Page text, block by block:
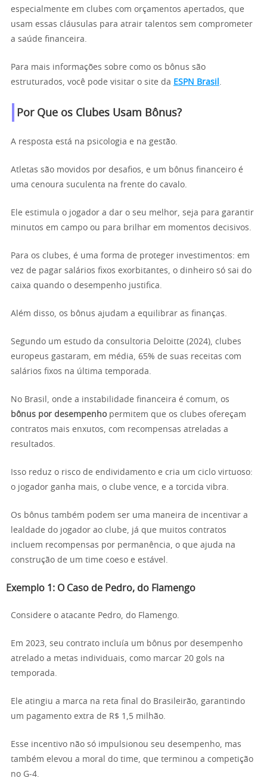
especialmente em clubes com orçamentos apertados, que
usam essas cláusulas para atrair talentos sem comprometer
a saúde financeira.
Para mais informações sobre como os bônus são
estruturados, você pode visitar o site da ESPN Brasil
Por Que os Clubes Usam Bônus?
A resposta está na psicologia e na gestão.
Atletas são movidos por desafios, e um bônus financeiro é
uma cenoura suculenta na frente do cavalo.
Ele estimula o jogador a dar o seu melhor, seja para garantir
minutos em campo ou para brilhar em momentos decisivos.
Para os clubes, é uma forma de proteger investimentos: em
vez de pagar salários fixos exorbitantes, o dinheiro só sai do
caixa quando o desempenho justifica.
Além disso, os bônus ajudam a equilibrar as finanças.
Segundo um estudo da consultoria Deloitte (2024), clubes
europeus gastaram, em média, 65% de suas receitas com
salários fixos na última temporada.
No Brasil, onde a instabilidade financeira é comum, os
bônus por desempenhopermitem que os clubes ofereçam
contratos mais enxutos, com recompensas atreladas a
resultados.
Isso reduz o risco de endividamento e cria um ciclo virtuoso:
o jogador ganha mais, o clube vence, e a torcida vibra.
Os bônus também podem ser uma maneira de incentivar a
lealdade do jogador ao clube, já que muitos contratos
incluem recompensas por permanência, o que ajuda na
construção de um time coeso e estável.
Exemplo 1: O Caso de Pedro, do Flamengo
Considere o atacante Pedro, do Flamengo.
Em 2023, seu contrato incluía um bônus por desempenho
atrelado a metas individuais, como marcar 20 gols na
temporada.
Ele atingiu a marca na reta final do Brasileirão, garantindo
um pagamento extra de R$ 1,5 milhão.
Esse incentivo não só impulsionou seu desempenho, mas
também elevou a moral do time, que terminou a competição
no G-4.